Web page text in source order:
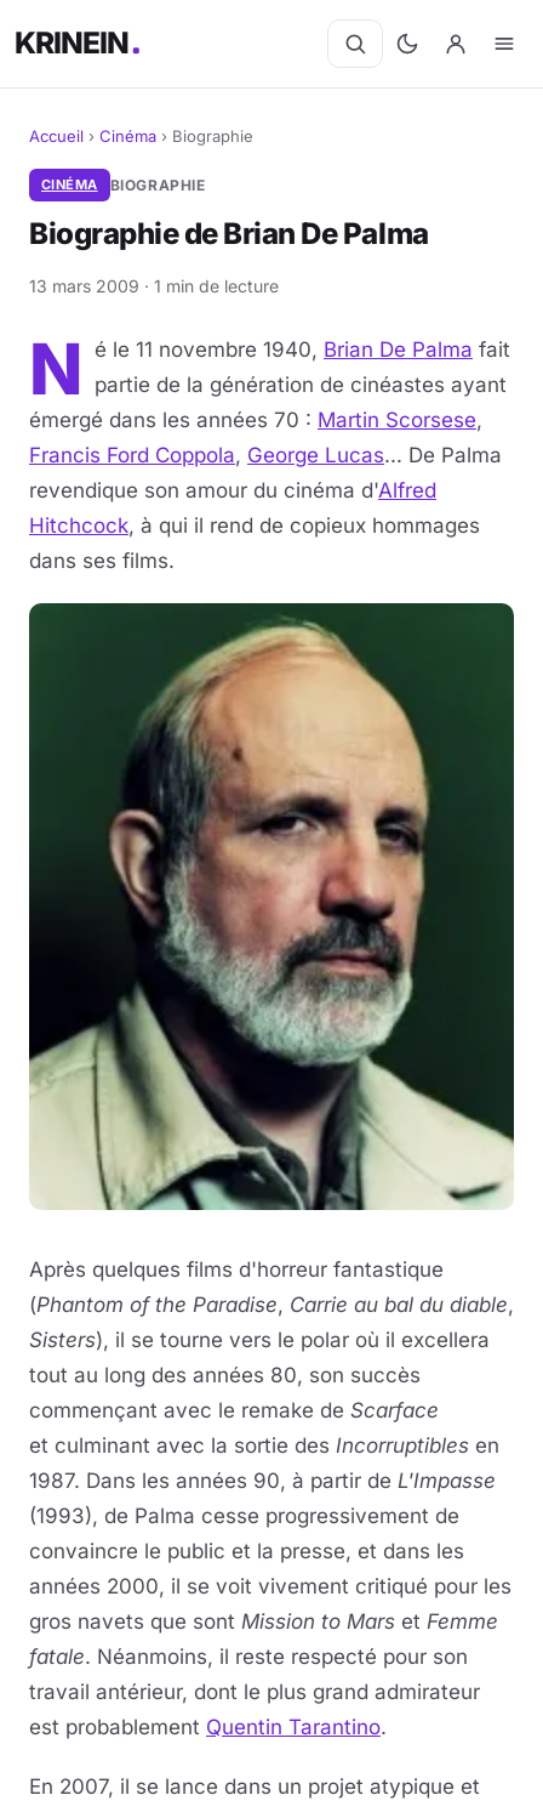
KRINEIN
Cinéma
Séries
Manga
BD
Livres
Jeux de société
Sciences & Tech
Forum
Accueil › Cinéma › Biographie
CINÉMA BIOGRAPHIE
Biographie de Brian De Palma
13 mars 2009 · 1 min de lecture
N é le 11 novembre 1940, Brian De Palma fait
partie de la génération de cinéastes ayant
émergé dans les années 70 : Martin Scorsese,
Francis Ford Coppola, George Lucas... De Palma
revendique son amour du cinéma d'Alfred
Hitchcock, à qui il rend de copieux hommages
dans ses films.
Après quelques films d'horreur fantastique
(Phantom of the Paradise, Carrie au bal du diable,
Sisters), il se tourne vers le polar où il excellera
tout au long des années 80, son succès
commençant avec le remake de Scarface
et culminant avec la sortie des Incorruptibles en
1987. Dans les années 90, à partir de L'Impasse
(1993), de Palma cesse progressivement de
convaincre le public et la presse, et dans les
années 2000, il se voit vivement critiqué pour les
gros navets que sont Mission to Mars et Femme
fatale. Néanmoins, il reste respecté pour son
travail antérieur, dont le plus grand admirateur
est probablement Quentin Tarantino.
En 2007, il se lance dans un projet atypique et